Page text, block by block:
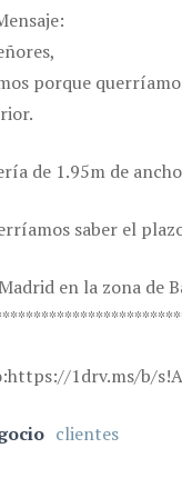
porque
de 1.95m de
saber el
en la zona de
1drv.ms/b/
clientes